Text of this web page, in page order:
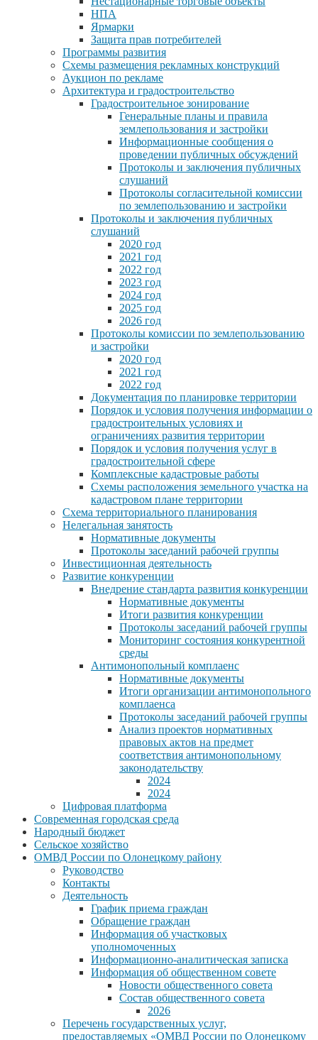
НПА
Ярмарки
Защита прав потребителей
Программы развития
Схемы размещения рекламных конструкций
Аукцион по рекламе
Архитектура и градостроительство
Градостроительное зонирование
Генеральные планы и правила
землепользования и застройки
Информационные сообщения о
проведении публичных обсуждений
Протоколы и заключения публичных
слушаний
Протоколы согласительной комиссии
по землепользованию и застройки
Протоколы и заключения публичных
слушаний
2020 год
2021 год
2022 год
2023 год
2024 год
2025 год
2026 год
Протоколы комиссии по землепользованию
и застройки
2020 год
2021 год
2022 год
Документация по планировке территории
Порядок и условия получения информации о
градостроительных условиях и
ограничениях развития территории
Порядок и условия получения услуг в
градостроительной сфере
Комплексные кадастровые работы
Схемы расположения земельного участка на
кадастровом плане территории
Схема территориального планирования
Нелегальная занятость
Нормативные документы
Протоколы заседаний рабочей группы
Инвестиционная деятельность
Развитие конкуренции
Внедрение стандарта развития конкуренции
Нормативные документы
Итоги развития конкуренции
Протоколы заседаний рабочей группы
Мониторинг состояния конкурентной
среды
Антимонопольный комплаенс
Нормативные документы
Итоги организации антимонопольного
комплаенса
Протоколы заседаний рабочей группы
Анализ проектов нормативных
правовых актов на предмет
соответствия антимонопольному
законодательству
2024
2024
Цифровая платформа
Современная городская среда
Народный бюджет
Сельское хозяйство
ОМВД России по Олонецкому району
Руководство
Контакты
Деятельность
График приема граждан
Обращение граждан
Информация об участковых
уполномоченных
Информационно-аналитическая записка
Информация об общественном совете
Новости общественного совета
Состав общественного совета
2026
Перечень государственных услуг,
предоставляемых «ОМВД России по Олонецкому